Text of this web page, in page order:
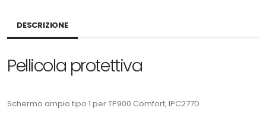
DESCRIZIONE
Pellicola protettiva
Schermo ampio tipo 1 per TP900 Comfort, IPC277D